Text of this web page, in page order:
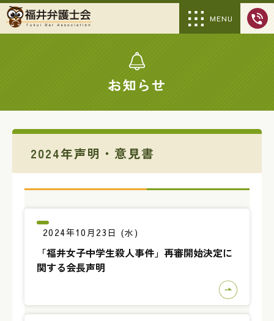
MENU
お知らせ
2024年声明・意見書
2024年10月23日 (水)
「福井女子中学生殺人事件」再審開始決定に
関する会長声明